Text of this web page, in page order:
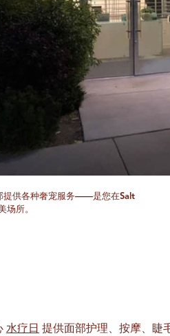
提供各种奢宠服务——是您在Salt
场所。
水疗日 提供面部护理、按摩、睫